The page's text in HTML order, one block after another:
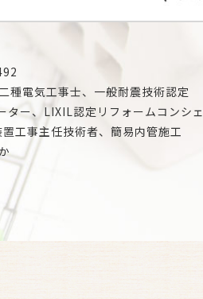
種電気工事士、一般耐震技術認定
ター、LIXIL認定リフォームコンシェ
工事主任技術者、簡易内管施工